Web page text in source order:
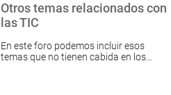
Otros temas relacionados con
las TIC
En este foro podemos incluir esos
temas que no tienen cabida en los…